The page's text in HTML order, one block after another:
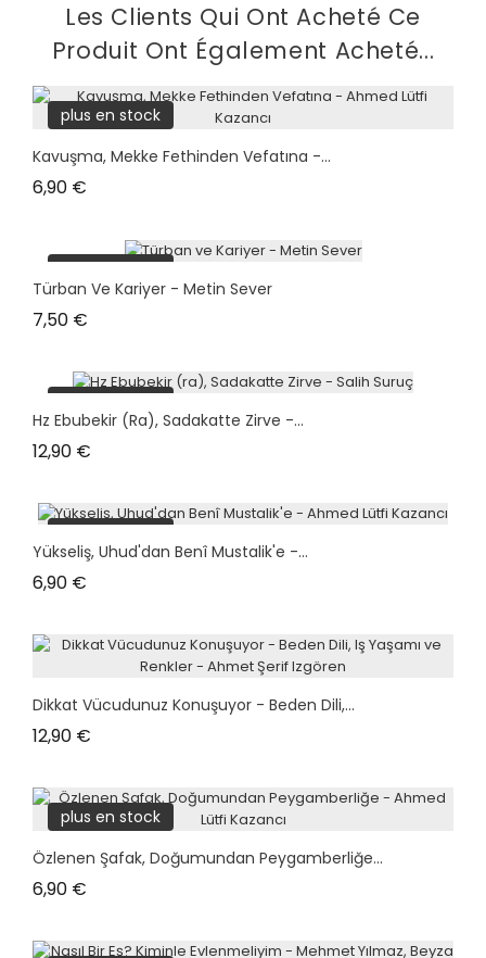
Les Clients Qui Ont Acheté Ce
Produit Ont Également Acheté...
plus en stock
Kavuşma, Mekke Fethinden Vefatına -...
6,90 €
plus en stock
Türban Ve Kariyer - Metin Sever
7,50 €
plus en stock
Hz Ebubekir (ra), Sadakatte Zirve -...
12,90 €
plus en stock
Yükseliş, Uhud'dan Benî Mustalik'e -...
6,90 €
Dikkat Vücudunuz Konuşuyor - Beden Dili,...
12,90 €
plus en stock
Özlenen Şafak, Doğumundan Peygamberliğe...
6,90 €